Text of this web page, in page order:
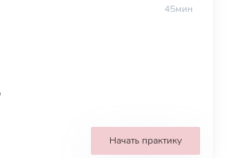
45мин
Начать практику